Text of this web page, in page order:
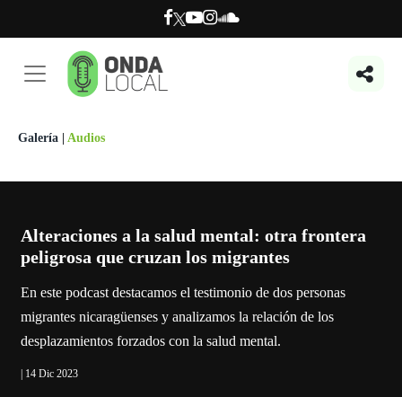
Galería Audios
Alteraciones a la salud mental: otra frontera
peligrosa que cruzan los migrantes
En este podcast destacamos el testimonio de dos personas
migrantes nicaragüenses y analizamos la relación de los
desplazamientos forzados con la salud mental.
| 14 Dic 2023